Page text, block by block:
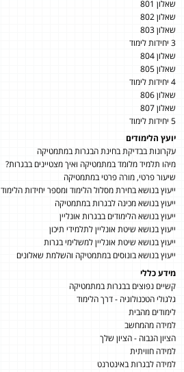
שאלון 801
שאלון 802
שאלון 803
3 יחידות לימוד
שאלון 804
שאלון 805
4 יחידות לימוד
שאלון 806
שאלון 807
5 יחידות לימוד
יועץ הלימודים
עקרונות בבדיקת בחינת הבגרות במתמטיקה
מיהו תלמיד מלומד במתמטיקה ואיך מצטיינים בבגרות?
שיעור פרטי, מורה פרטי במתמטיקה
ייעוץ בנושא בחירת מסלול הלימוד ומספר יחידות הלימוד
ייעוץ בנושא מכינה לבגרות במתמטיקה
ייעוץ בנושא הלימודים בבגרות אונליין
ייעוץ בנושא שיטת אונליין לתלמידי תיכון
ייעוץ בנושא שיטת אונליין למשלימי בגרות
ייעוץ בנושא בונוסים במתמטיקה והשלמת שאלונים
מידע כללי
קשיים נפוצים בבגרות במתמטיקה
גלגולי הטכנולוגיה - דרך הלימוד
לימודים מהבית
למידה מהמחשב
הציון הגבוה - הציון שלך
למידה חוויתית
למידה לבגרות באינטרנט